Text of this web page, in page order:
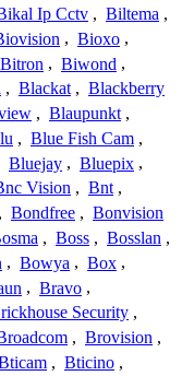
Ip Cctv , Biltema ,
, Bioxo ,
Bitron , Biwond ,
, Blackat , Blackberry
, Blaupunkt ,
, Blue Fish Cam ,
Bluejay , Bluepix ,
Vision , Bnt ,
, Bondfree , Bonvision
, Boss , Bosslan ,
, Bowya , Box ,
, Bravo ,
Security ,
, Brovision ,
, Bticino ,